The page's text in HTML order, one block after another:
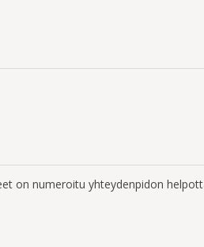
on numeroitu yhteydenpidon